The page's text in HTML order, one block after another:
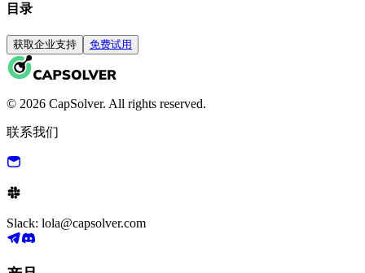
目录
获取企业支持 免费试用
© 2026 CapSolver. All rights reserved.
联系我们
Slack: lola@capsolver.com